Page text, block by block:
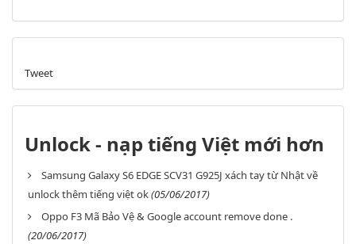
Tweet
Unlock - nạp tiếng Việt mới hơn
Samsung Galaxy S6 EDGE SCV31 G925J xách tay từ Nhật về
unlock thêm tiếng việt ok(05/06/2017)
Oppo F3 Mã Bảo Vệ & Google account remove done .
(20/06/2017)